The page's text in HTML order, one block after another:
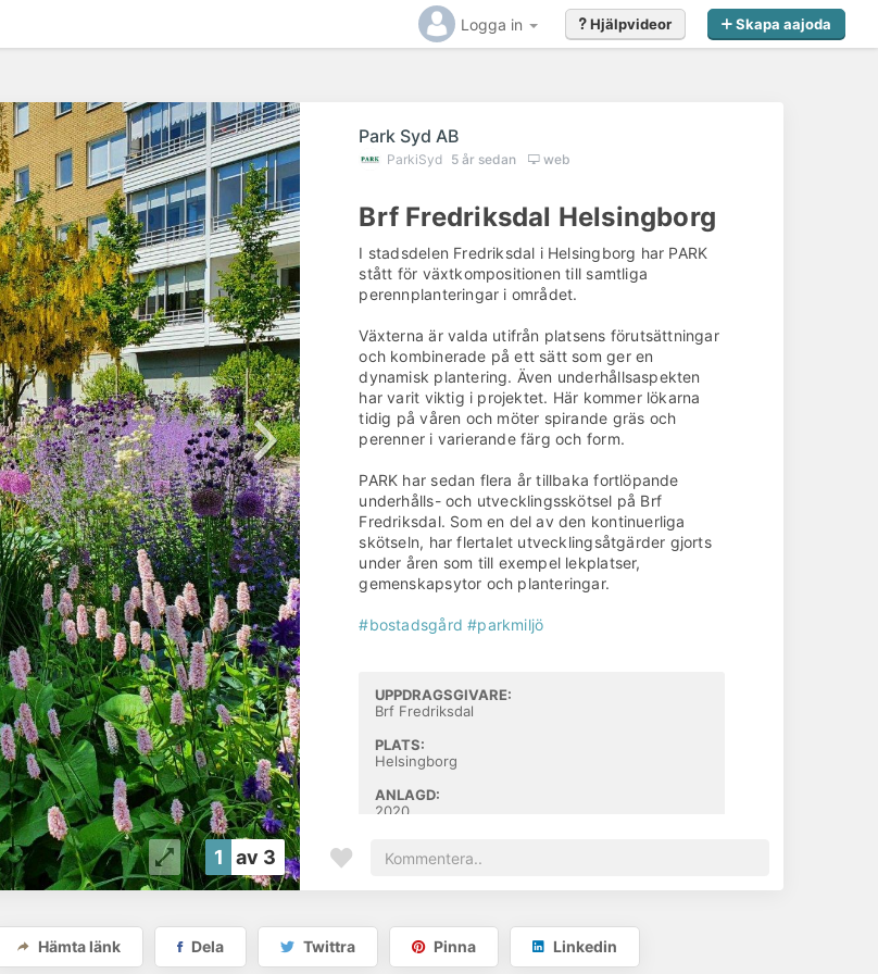
Logga in Skapa aajoda
Hjälpvideor
Brf Fredriksdal
1 av 3
Park Syd AB
ParkiSyd 5 år sedan web
Brf Fredriksdal Helsingborg
I stadsdelen Fredriksdal i Helsingborg har PARK
stått för växtkompositionen till samtliga
perennplanteringar i området.
Växterna är valda utifrån platsens förutsättningar
och kombinerade på ett sätt som ger en
dynamisk plantering. Även underhållsaspekten
har varit viktig i projektet. Här kommer lökarna
tidig på våren och möter spirande gräs och
perenner i varierande färg och form.
PARK har sedan flera år tillbaka fortlöpande
underhålls- och utvecklingsskötsel på Brf
Fredriksdal. Som en del av den kontinuerliga
skötseln, har flertalet utvecklingsåtgärder gjorts
under åren som till exempel lekplatser,
gemenskapsytor och planteringar.
#bostadsgård #parkmiljö
UPPDRAGSGIVARE:
Brf Fredriksdal
PLATS:
Helsingborg
ANLAGD:
2020
Hämta länk Dela Twittra Pinna Linkedin